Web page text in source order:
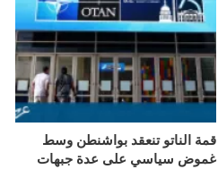
قمة الناتو تنعقد بواشنطن وسط
غموض سياسي على عدة جبهات